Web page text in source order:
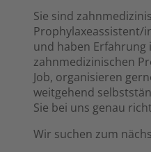
Sie sind
Prophylaxeassistent/
und haben Erfahrung
zahnmedizinischen
Job, organisieren
weitgehend
Sie bei uns genau
Wir suchen zum